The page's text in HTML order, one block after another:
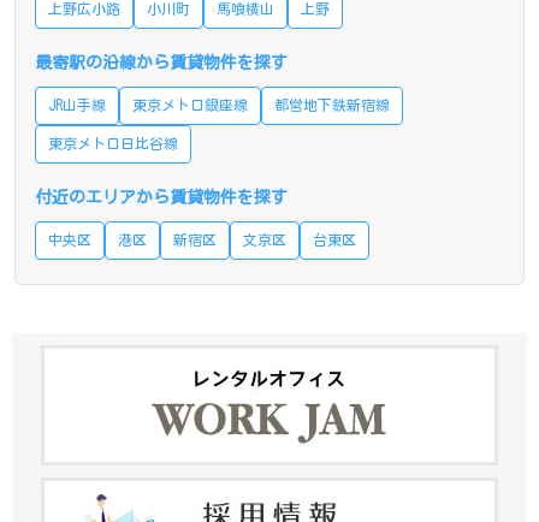
上野広小路 小川町 馬喰横山 上野
最寄駅の沿線から賃貸物件を探す
JR山手線 東京メトロ銀座線 都営地下鉄新宿線
東京メトロ日比谷線
付近のエリアから賃貸物件を探す
中央区 港区 新宿区 文京区 台東区